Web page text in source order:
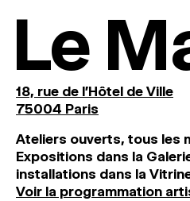
Le
18, rue de l'Hôtel de Ville
75004 Paris
Ateliers ouverts, tous les
Expositions dans la
installations dans la
Voir la programmation